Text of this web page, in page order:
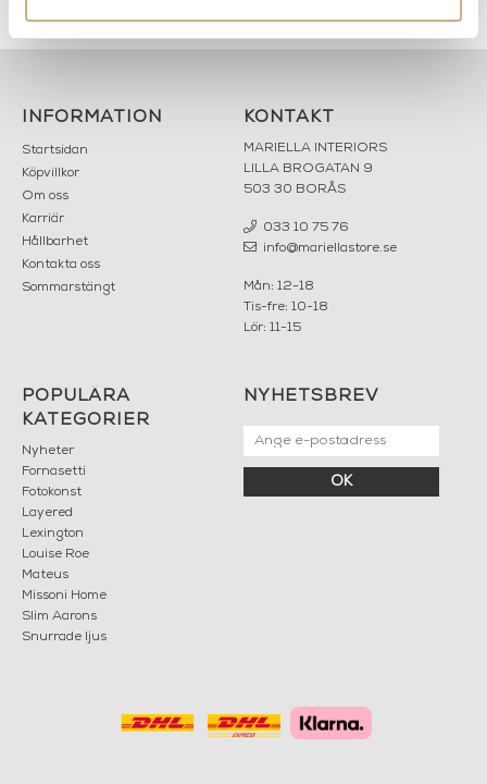
INFORMATION
Startsidan
Köpvillkor
Om oss
Karriär
Hållbarhet
Kontakta oss
Sommarstängt
KONTAKT
MARIELLA INTERIORS
LILLA BROGATAN 9
503 30 BORÅS
033 10 75 76
info@mariellastore.se
Mån: 12-18
Tis-fre: 10-18
Lör: 11-15
POPULÄRA
KATEGORIER
Nyheter
Fornasetti
Fotokonst
Layered
Lexington
Louise Roe
Mateus
Missoni Home
Slim Aarons
Snurrade ljus
NYHETSBREV
OK